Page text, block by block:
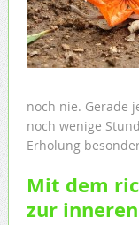
noch nie. Gerade
noch wenige
Erholung
Mit dem
zur